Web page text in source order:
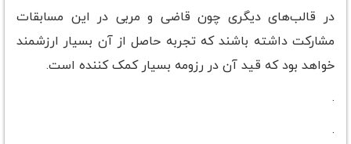
در قالب‌های دیگری چون قاضی و مربی در این مسابقات
مشارکت داشته باشند که تجربه حاصل از آن بسیار ارزشمند
خواهد بود که قید آن در رزومه بسیار کمک کننده است.
.
.